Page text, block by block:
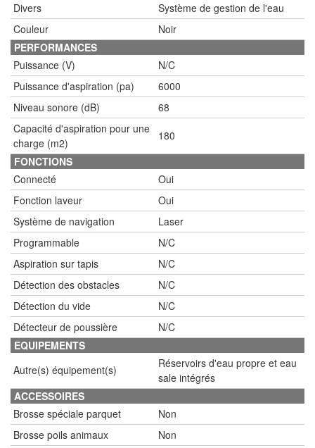
Divers
Système de gestion de l'eau
Couleur
Noir
PERFORMANCES
Puissance (V)
N/C
Puissance d'aspiration (pa)
6000
Niveau sonore (dB)
68
Capacité d'aspiration pour une
charge (m2)
180
FONCTIONS
Connecté
Oui
Fonction laveur
Oui
Système de navigation
Laser
Programmable
N/C
Aspiration sur tapis
N/C
Détection des obstacles
N/C
Détection du vide
N/C
Détecteur de poussière
N/C
EQUIPEMENTS
Autre(s) équipement(s)
Réservoirs d'eau propre et eau
sale intégrés
ACCESSOIRES
Brosse spéciale parquet
Non
Brosse poils animaux
Non